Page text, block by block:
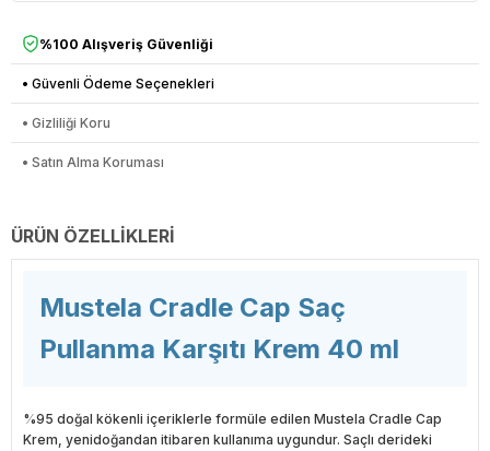
%100 Alışveriş Güvenliği
• Güvenli Ödeme Seçenekleri
• Gizliliği Koru
• Satın Alma Koruması
ÜRÜN ÖZELLIKLERI
Mustela Cradle Cap Saç
Pullanma Karşıtı Krem 40 ml
%95 doğal kökenli içeriklerle formüle edilen Mustela Cradle Cap
Krem, yenidoğandan itibaren kullanıma uygundur. Saçlı derideki